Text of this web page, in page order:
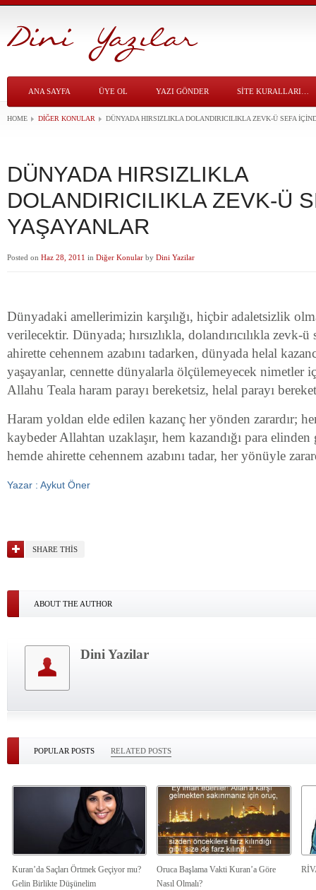
ANA SAYFA ÜYE OL YAZI GÖNDER SITE KURALLARI…
HOME DIĞER KONULAR DÜNYADA HIRSIZLIKLA DOLANDIRICILIKLA ZEVK-Ü SEFA
DÜNYADA HIRSIZLIKLA
DOLANDIRICILIKLA ZEVK-Ü
YAŞAYANLAR
Posted on Haz 28, 2011 in Diğer Konular by Dini Yazilar
Dünyadaki amellerimizin karşılığı, hiçbir adaletsizlik
verilecektir. Dünyada; hırsızlıkla, dolandırıcılıkla zevk-
ahirette cehennem azabını tadarken, dünyada helal
yaşayanlar, cennette dünyalarla ölçülemeyecek nimetler
Allahu Teala haram parayı bereketsiz, helal parayı
Haram yoldan elde edilen kazanç her yönden zarardır;
kaybeder Allahtan uzaklaşır, hem kazandığı para
hemde ahirette cehennem azabını tadar, her yönüyle
Yazar : Aykut Öner
SHARE THIS
ABOUT THE AUTHOR
Dini Yazilar
POPULAR POSTS RELATED POSTS
Kuran’da Saçları Örtmek Geçiyor mu?
Gelin Birlikte Düşünelim
Oruca Başlama Vakti Kuran’a Göre
Nasıl Olmalı?